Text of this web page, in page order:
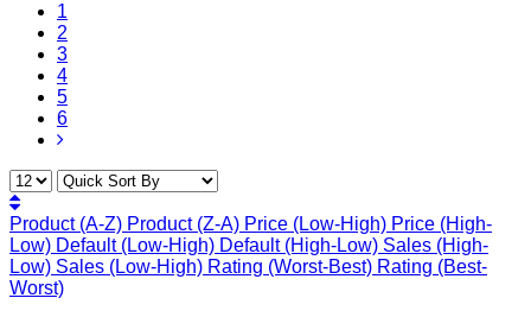
1
2
3
4
5
6
Product (A-Z) Product (Z-A) Price (Low-High) Price (High-
Low) Default (Low-High) Default (High-Low) Sales (High-
Low) Sales (Low-High) Rating (Worst-Best) Rating (Best-
Worst)